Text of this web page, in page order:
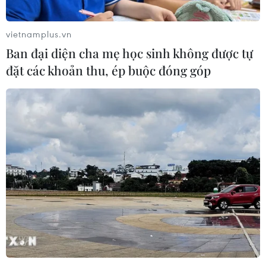
Munich
06/08/2026 15:57
Nga thúc đẩy đa dạng hóa tuyến vận
tải kết nối châu Á qua Ấn Độ Dương
06/08/2026 15:34
Italy và Hy Lạp trở thành điểm nóng
của virus Tây sông Nile
06/08/2026 13:24
NATO ưu tiên đẩy nhanh chuyển
giao hệ thống phòng không cho
Ukraine
vietnamplus.vn
Ban đại diện cha mẹ học sinh không được tự
đặt các khoản thu, ép buộc đóng góp